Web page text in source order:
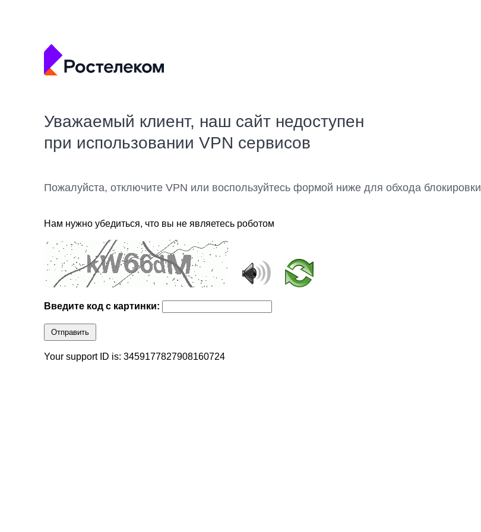
Уважаемый клиент, наш сайт недоступен
при использовании VPN сервисов
Пожалуйста, отключите VPN или воспользуйтесь формой ниже для обхода блокировки
Нам нужно убедиться, что вы не являетесь роботом
Введите код с картинки:
Отправить
Your support ID is: 3459177827908160724